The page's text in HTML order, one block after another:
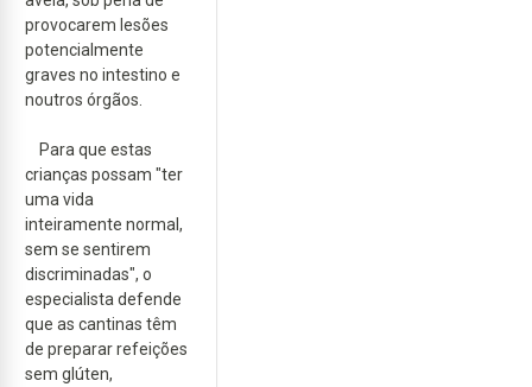
provocarem lesões
potencialmente
graves no intestino e
noutros órgãos.
Para que estas
crianças possam "ter
uma vida
inteiramente normal,
sem se sentirem
discriminadas", o
especialista defende
que as cantinas têm
de preparar refeições
sem glúten,